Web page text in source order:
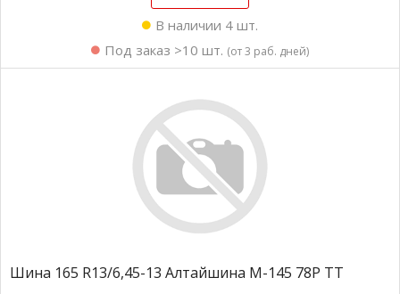
В наличии 4 шт.
Под заказ >10 шт. (от 3 раб. дней)
Шина 165 R13/6,45-13 Алтайшина М-145 78Р ТТ